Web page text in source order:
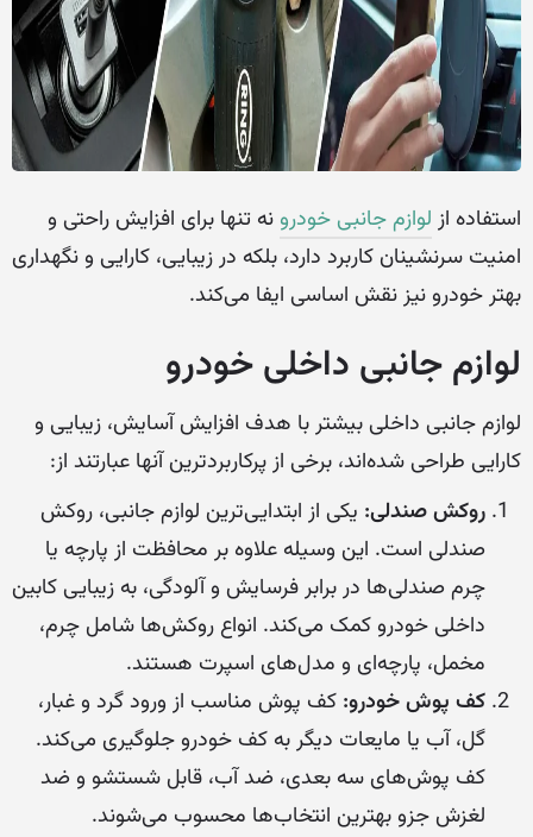
استفاده از لوازم جانبی خودرو نه تنها برای افزایش راحتی و
امنیت سرنشینان کاربرد دارد، بلکه در زیبایی، کارایی و نگهداری
بهتر خودرو نیز نقش اساسی ایفا می‌کند.
لوازم جانبی داخلی خودرو
لوازم جانبی داخلی بیشتر با هدف افزایش آسایش، زیبایی و
کارایی طراحی شده‌اند، برخی از پرکاربردترین آنها عبارتند از:
روکش صندلی: یکی از ابتدایی‌ترین لوازم جانبی، روکش
صندلی است. این وسیله علاوه بر محافظت از پارچه یا
چرم صندلی‌ها در برابر فرسایش و آلودگی، به زیبایی کابین
داخلی خودرو کمک می‌کند. انواع روکش‌ها شامل چرم،
مخمل، پارچه‌ای و مدل‌های اسپرت هستند.
کف پوش خودرو: کف پوش مناسب از ورود گرد و غبار،
گل، آب یا مایعات دیگر به کف خودرو جلوگیری می‌کند.
کف پوش‌های سه بعدی، ضد آب، قابل شستشو و ضد
لغزش جزو بهترین انتخاب‌ها محسوب می‌شوند.